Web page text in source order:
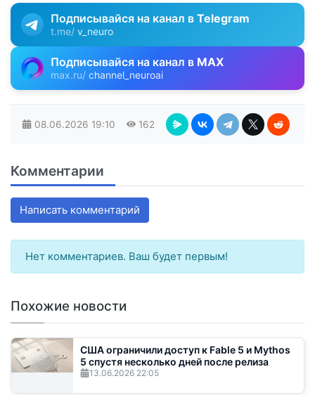
Подписывайся на канал в Telegram
t.me/ v_neuro
Подписывайся на канал в MAX
max.ru/ channel_neuroai
08.06.2026 19:10 162
Комментарии
Написать комментарий
Нет комментариев. Ваш будет первым!
Похожие новости
США ограничили доступ к Fable 5 и Mythos
5 спустя несколько дней после релиза
13.06.2026 22:05